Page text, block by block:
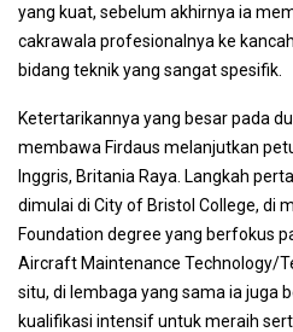
yang kuat, sebelum akhirnya ia
cakrawala profesionalnya ke
bidang teknik yang sangat spesifik.
Ketertarikannya yang besar pada
membawa Firdaus melanjutkan
Inggris, Britania Raya. Langkah
dimulai di City of Bristol College, di
Foundation degree yang berfokus
Aircraft Maintenance Technology/
situ, di lembaga yang sama ia juga
kualifikasi intensif untuk meraih